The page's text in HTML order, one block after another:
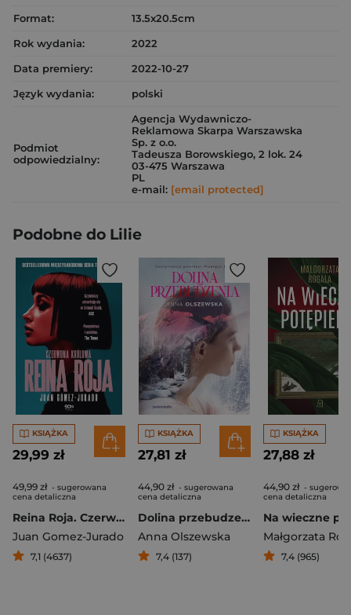
Format:
13.5x20.5cm
Rok wydania:
2022
Data premiery:
2022-10-27
Język wydania:
polski
Podmiot
odpowiedzialny:
Agencja Wydawniczo-
Reklamowa Skarpa Warszawska
Sp. z o.o.
Tadeusza Borowskiego, 2 lok. 24
03-475 Warszawa
PL
e-mail: [email protected]
Podobne do Lilie
KSIĄŻKA
29,99 zł
49,99 zł - sugerowana
cena detaliczna
Reina Roja. Czerwona Królowa
Juan Gomez-Jurado
7,1 (4637)
KSIĄŻKA
27,81 zł
44,90 zł - sugerowana
cena detaliczna
Dolina przebudzenia
Anna Olszewska
7,4 (137)
KSIĄŻKA
27,88 zł
44,90 zł -
cena detaliczna
Małgorzata
7,4 (965)